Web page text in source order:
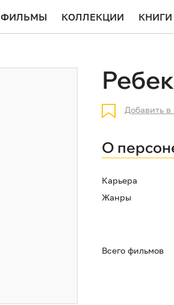
ФИЛЬМЫ КОЛЛЕКЦИИ КНИГИ
Добавить
О
Карьера
Жанры
Всего фильмов